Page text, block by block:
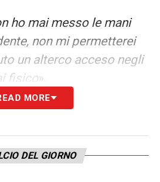
ho mai messo le mani
non mi permetterei
un alterco acceso negli
fisico».
«Era nel mio
italiana. E mi hanno
Non so ancora se
MORE
DEL GIORNO